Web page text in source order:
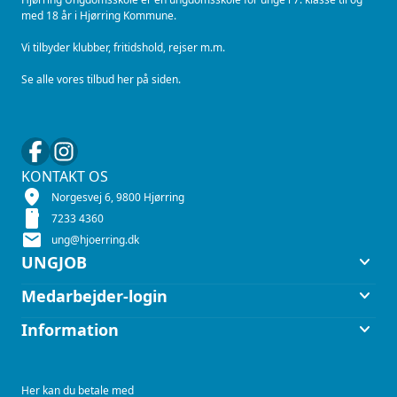
med 18 år i Hjørring Kommune.
Vi tilbyder klubber, fritidshold, rejser m.m.
Se alle vores tilbud her på siden.
KONTAKT OS
location_on Norgesvej 6, 9800 Hjørring
smartphone 7233 4360
mail ung@hjoerring.dk
UNGJOB keyboard_arrow_down
Medarbejder-login keyboard_arrow_down
Information keyboard_arrow_down
Her kan du betale med